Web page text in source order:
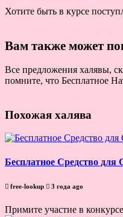
Хотите быть в курсе
Вам также может
Все предложения халявы,
помните, что Бесплатное
Похожая халява
Бесплатное Средство
free-lookup 3 года ago
Примите участие в